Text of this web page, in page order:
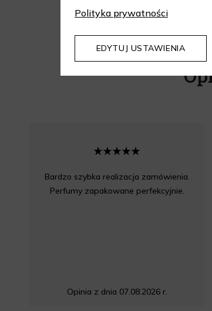
Bardzo szybka realizacja zamówienia.
Perfumy zapakowane perfekcyjnie.
Opinia z dnia 07.08.2026 r.
Polityka prywatności
EDYTUJ USTAWIENIA